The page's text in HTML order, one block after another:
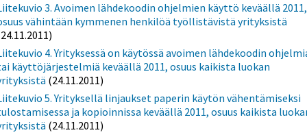
3. Avoimen lähdekoodin ohjelmien käyttö keväällä 2011,
vähintään kymmenen henkilöä työllistävistä yrityksistä
4. Yrityksessä on käytössä avoimen lähdekoodin
käyttöjärjestelmiä keväällä 2011, osuus kaikista luokan
(24.11.2011)
5. Yrityksellä linjaukset paperin käytön vähentämiseksi
ja kopioinnissa keväällä 2011, osuus kaikista
(24.11.2011)